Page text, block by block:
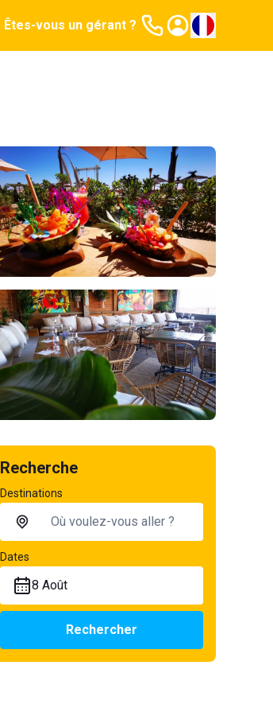
Êtes-vous un gérant ?
Recherche
Destinations
Dates
8 Août
Rechercher